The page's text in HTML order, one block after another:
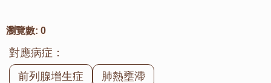
瀏覽數: 0
對應病症：
前列腺增生症
肺熱壅滯